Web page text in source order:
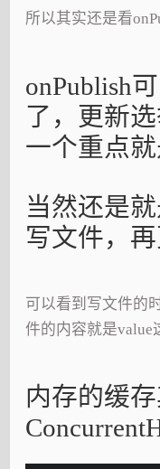
所以其实还是看
onPublish
了，更新
一个重点就
当然还是
写文件，再
可以看到写文件的
件的内容就是value
内存的缓